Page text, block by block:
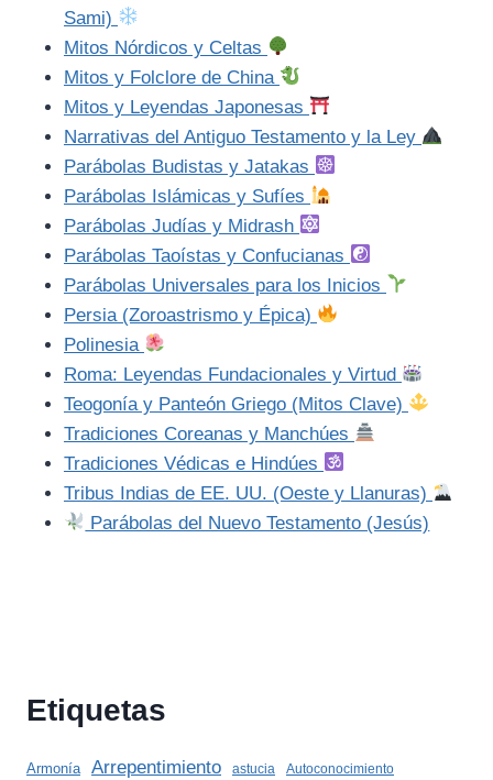
Sami)
Mitos Nórdicos y Celtas
Mitos y Folclore de China
Mitos y Leyendas Japonesas
Narrativas del Antiguo Testamento y la Ley
Parábolas Budistas y Jatakas
Parábolas Islámicas y Sufíes
Parábolas Judías y Midrash
Parábolas Taoístas y Confucianas
Parábolas Universales para los Inicios
Persia (Zoroastrismo y Épica)
Polinesia
Roma: Leyendas Fundacionales y Virtud
Teogonía y Panteón Griego (Mitos Clave)
Tradiciones Coreanas y Manchúes
Tradiciones Védicas e Hindúes
Tribus Indias de EE. UU. (Oeste y Llanuras)
Parábolas del Nuevo Testamento (Jesús)
Etiquetas
Armonía Arrepentimiento astucia Autoconocimiento